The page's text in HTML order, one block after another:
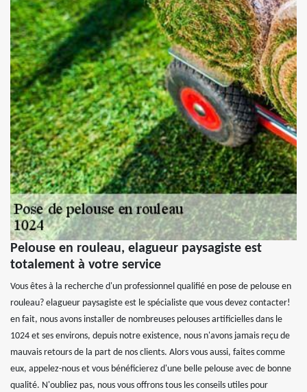
Pelouse en rouleau, elagueur paysagiste est
totalement à votre service
Vous êtes à la recherche d'un professionnel qualifié en pose de pelouse en
rouleau? elagueur paysagiste est le spécialiste que vous devez contacter!
en fait, nous avons installer de nombreuses pelouses artificielles dans le
1024 et ses environs, depuis notre existence, nous n'avons jamais reçu de
mauvais retours de la part de nos clients. Alors vous aussi, faites comme
eux, appelez-nous et vous bénéficierez d'une belle pelouse avec de bonne
qualité. N'oubliez pas, nous vous offrons tous les conseils utiles pour